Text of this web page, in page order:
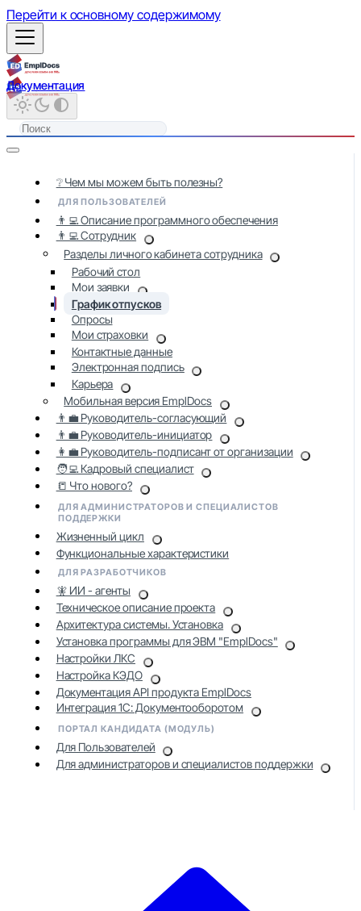
Перейти к основному содержимому
Документация
❔ Чем мы можем быть полезны?
ДЛЯ ПОЛЬЗОВАТЕЛЕЙ
👨‍💻 Описание программного обеспечения
👨‍💻 Сотрудник
Разделы личного кабинета сотрудника
Рабочий стол
Мои заявки
График отпусков
Опросы
Мои страховки
Контактные данные
Электронная подпись
Карьера
Мобильная версия EmplDocs
👨‍💼 Руководитель-согласующий
👨‍💼 Руководитель-инициатор
👩‍💼 Руководитель-подписант от организации
🧑‍💻 Кадровый специалист
📒 Что нового?
ДЛЯ АДМИНИСТРАТОРОВ И СПЕЦИАЛИСТОВ
ПОДДЕРЖКИ
Жизненный цикл
Функциональные характеристики
ДЛЯ РАЗРАБОТЧИКОВ
🧚 ИИ - агенты
Техническое описание проекта
Архитектура системы. Установка
Установка программы для ЭВМ "EmplDocs"
Настройки ЛКС
Настройка КЭДО
Документация API продукта EmplDocs
Интеграция 1С: Документооборотом
ПОРТАЛ КАНДИДАТА (МОДУЛЬ)
Для Пользователей
Для администраторов и специалистов поддержки